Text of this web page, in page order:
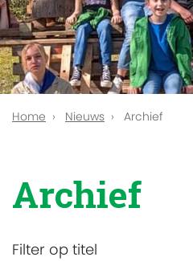
Home Nieuws Archief
Archief
Filter op titel